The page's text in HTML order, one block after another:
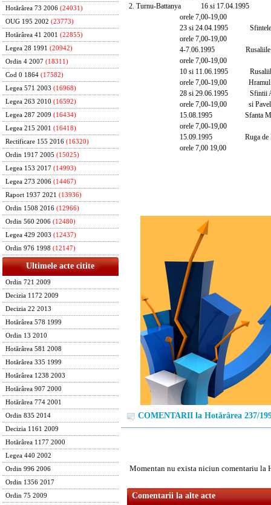
Hotărârea 73 2006 (24031)
OUG 195 2002 (23773)
Hotărârea 41 2001 (22855)
Legea 28 1991 (20942)
Ordin 4 2007 (18311)
Cod 0 1864 (17582)
Legea 571 2003 (16968)
Legea 263 2010 (16592)
Legea 287 2009 (16434)
Legea 215 2001 (16418)
Rectificare 155 2016 (16320)
Ordin 1917 2005 (15025)
Legea 153 2017 (14993)
Legea 273 2006 (14467)
Raport 1937 2021 (13936)
Ordin 1508 2016 (12966)
Ordin 560 2006 (12480)
Legea 429 2003 (12437)
Ordin 976 1998 (12147)
Ultimele acte citite
Ordin 721 2009
Decizia 1172 2009
Decizia 22 2013
Hotărârea 578 1999
Ordin 13 2010
Hotărârea 581 2008
Hotărârea 335 1999
Hotărârea 1238 2003
Hotărârea 907 2000
Hotărârea 774 2001
Ordin 835 2014
Decizia 1161 2009
Hotărârea 1177 2000
Legea 440 2002
Ordin 996 2006
Ordin 1356 2017
Ordin 75 2009
2. Turnu-Battanya 16 si 17.04.1995
orele 7,00-19,00
23 si 24.04.1995 Sfintele
orele 7,00-19,00
4-7.06.1995 Rusaliile
orele 7,00-19,00
10 si 11.06.1995 Rusaliile
orele 7,00-19,00 Hramul
28 si 29.06.1995 Sfintii
orele 7,00-19,00 si Pavel
15.08.1995 Sfanta
orele 7,00-19,00
15.09.1995 Ruga de la
orele 7,00 19,00
COMENTARII la Hotărârea 237/
Momentan nu exista niciun comentariu la
Comentarii la alte acte